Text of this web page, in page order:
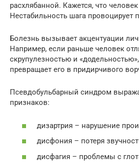
расхлябанной. Кажется, что
Нестабильность шага провоцирует
Болезнь вызывает акцентуации
Например, если раньше человек
скрупулезностью и
превращает его в придирчивого
Псевдобульбарный синдром
признаков:
дизартрия – нарушение
дисфония – потеря
дисфагия – проблемы с